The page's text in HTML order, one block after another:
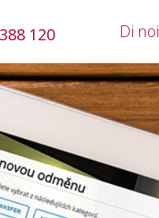
Di noi
120